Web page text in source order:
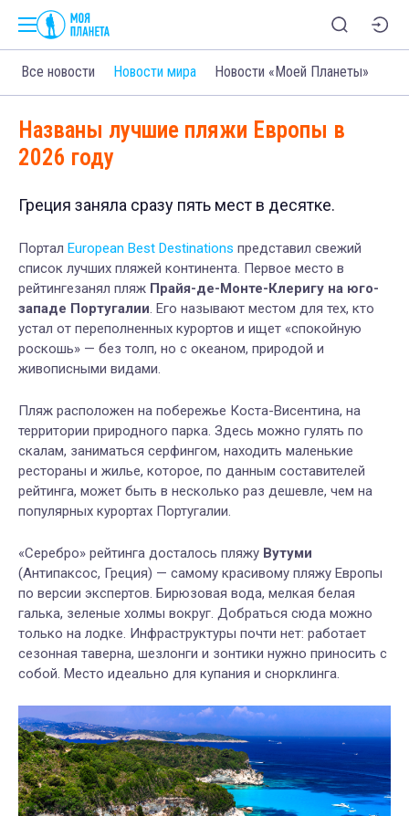
Все новости Новости мира Новости «Моей Планеты»
Названы лучшие пляжи Европы в
2026 году
Греция заняла сразу пять мест в десятке.
Портал European Best Destinations представил свежий
список лучших пляжей континента. Первое место в
рейтингезанял пляж Прайя-де-Монте-Клеригу на юго-
западе Португалии. Его называют местом для тех, кто
устал от переполненных курортов и ищет «спокойную
роскошь» — без толп, но с океаном, природой и
живописными видами.
Пляж расположен на побережье Коста-Висентина, на
территории природного парка. Здесь можно гулять по
скалам, заниматься серфингом, находить маленькие
рестораны и жилье, которое, по данным составителей
рейтинга, может быть в несколько раз дешевле, чем на
популярных курортах Португалии.
«Серебро» рейтинга досталось пляжу Вутуми
(Антипаксос, Греция) — самому красивому пляжу Европы
по версии экспертов. Бирюзовая вода, мелкая белая
галька, зеленые холмы вокруг. Добраться сюда можно
только на лодке. Инфраструктуры почти нет: работает
сезонная таверна, шезлонги и зонтики нужно приносить с
собой. Место идеально для купания и снорклинга.